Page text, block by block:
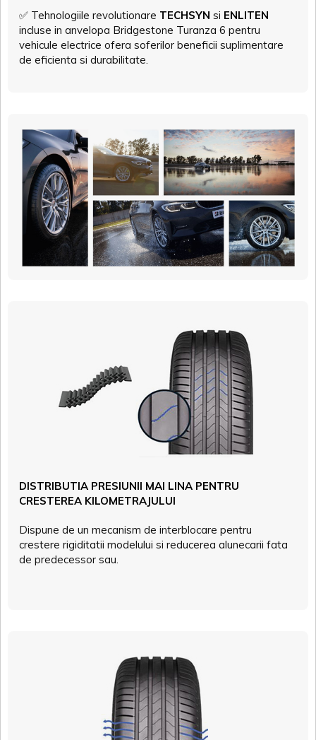
✅ Tehnologiile revolutionare TECHSYN si ENLITEN
incluse in anvelopa Bridgestone Turanza 6 pentru
vehicule electrice ofera soferilor beneficii suplimentare
de eficienta si durabilitate.
DISTRIBUTIA PRESIUNII MAI LINA PENTRU
CRESTEREA KILOMETRAJULUI
Dispune de un mecanism de interblocare pentru
crestere rigiditatii modelului si reducerea alunecarii fata
de predecessor sau.